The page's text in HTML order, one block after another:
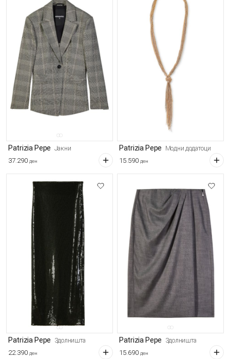
Patrizia Pepe Јакни
37.290 ден
Patrizia Pepe Модни додатоци
15.590 ден
Patrizia Pepe Здолништа
22.390 ден
Patrizia Pepe Здолништа
15.690 ден